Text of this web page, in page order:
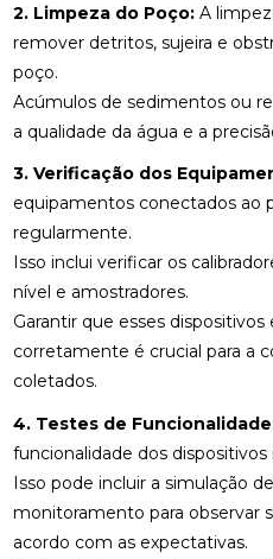
2. Limpeza do Poço:A
remover detritos, sujeira e
poço.
Acúmulos de sedimentos ou
a qualidade da água e a
3. Verificação dos
equipamentos conectados ao
regularmente.
Isso inclui verificar os
nível e amostradores.
Garantir que esses
corretamente é crucial para a
coletados.
4. Testes de
funcionalidade dos dispositivos
Isso pode incluir a simulação
monitoramento para observar
acordo com as expectativas.